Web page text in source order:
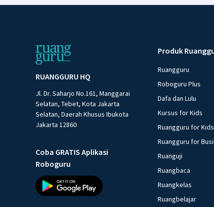
RUANGGURU HQ
Jl. Dr. Saharjo No.161, Manggarai
Selatan, Tebet, Kota Jakarta
Selatan, Daerah Khusus Ibukota
Jakarta 12860
Coba GRATIS Aplikasi
Roboguru
Produk
Ruangguru
Roboguru Plus
Dafa dan Lulu
Kursus for Kids
Ruangguru for Kids
Ruangguru for
Ruanguji
Ruangbaca
Ruangkelas
Ruangbelajar